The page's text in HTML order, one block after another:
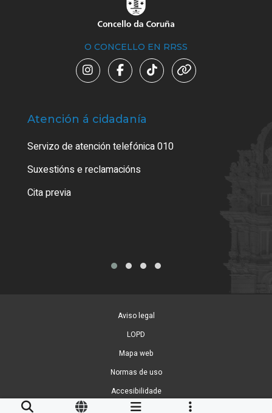
O CONCELLO EN RRSS
Atención á cidadanía
Servizo de atención telefónica 010
Suxestións e reclamacións
Cita previa
Aviso legal
LOPD
Mapa web
Normas de uso
Accesibilidade
Xestión de cookies